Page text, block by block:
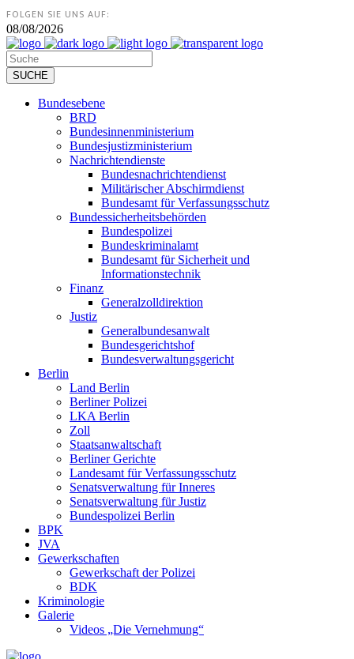
FOLGEN SIE UNS AUF:
08/08/2026
Bundesebene
BRD
Bundesinnenministerium
Bundesjustizministerium
Nachrichtendienste
Bundesnachrichtendienst
Militärischer Abschirmdienst
Bundesamt für Verfassungsschutz
Bundessicherheitsbehörden
Bundespolizei
Bundeskriminalamt
Bundesamt für Sicherheit und
Informationstechnik
Finanz
Generalzolldirektion
Justiz
Generalbundesanwalt
Bundesgerichtshof
Bundesverwaltungsgericht
Berlin
Land Berlin
Berliner Polizei
LKA Berlin
Zoll
Staatsanwaltschaft
Berliner Gerichte
Landesamt für Verfassungsschutz
Senatsverwaltung für Inneres
Senatsverwaltung für Justiz
Bundespolizei Berlin
BPK
JVA
Gewerkschaften
Gewerkschaft der Polizei
BDK
Kriminologie
Galerie
Videos „Die Vernehmung“